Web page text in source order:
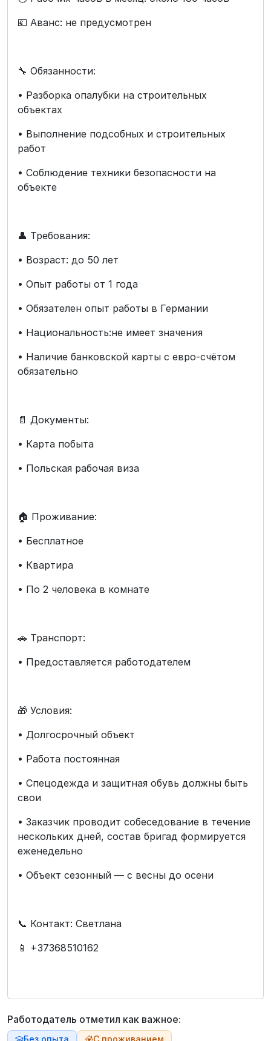
💶 Аванс: не предусмотрен
🔧 Обязанности:
• Разборка опалубки на строительных
объектах
• Выполнение подсобных и строительных
работ
• Соблюдение техники безопасности на
объекте
👤 Требования:
• Возраст: до 50 лет
• Опыт работы от 1 года
• Обязателен опыт работы в Германии
• Национальность:не имеет значения
• Наличие банковской карты с евро-счётом
обязательно
📄 Документы:
• Карта побыта
• Польская рабочая виза
🏠 Проживание:
• Бесплатное
• Квартира
• По 2 человека в комнате
🚗 Транспорт:
• Предоставляется работодателем
🎁 Условия:
• Долгосрочный объект
• Работа постоянная
• Спецодежда и защитная обувь должны быть
свои
• Заказчик проводит собеседование в течение
нескольких дней, состав бригад формируется
еженедельно
• Объект сезонный — с весны до осени
📞 Контакт: Светлана
📱 +37368510162
Работодатель отметил как важное:
Без опыта С проживанием